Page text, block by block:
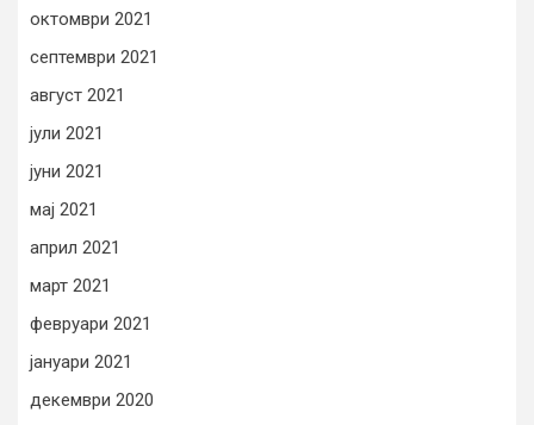
октомври 2021
септември 2021
август 2021
јули 2021
јуни 2021
мај 2021
април 2021
март 2021
февруари 2021
јануари 2021
декември 2020